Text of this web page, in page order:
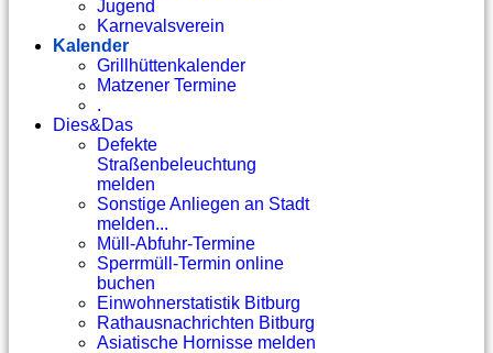
Jugend
Karnevalsverein
Kalender
Grillhüttenkalender
Matzener Termine
.
Dies&Das
Defekte
Straßenbeleuchtung
melden
Sonstige Anliegen an Stadt
melden...
Müll-Abfuhr-Termine
Sperrmüll-Termin online
buchen
Einwohnerstatistik Bitburg
Rathausnachrichten Bitburg
Asiatische Hornisse melden